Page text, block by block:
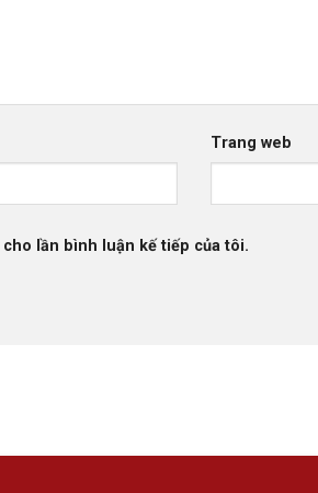
Trang web
lần bình luận kế tiếp của tôi.